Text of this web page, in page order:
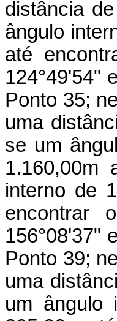
distância
ângulo
até
124°49'54"
Ponto 35;
uma
se um
1.160,00m
interno de
encontrar
156°08'37"
Ponto 39;
uma
um ângulo